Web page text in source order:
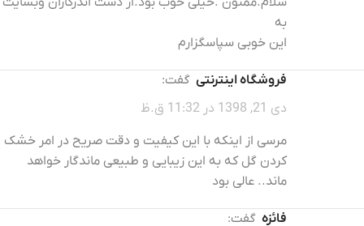
به
این خوبی سپاسگزارم
فروشگاه اینترنتی گفت:
دی 21, 1398 در 11:32 ق.ظ
مرسی از اینکه با این کیفیت و دقت صریح در امر خشک
کردن گل که به این زیبایی و طبیعی ماندگار خواهد
ماند.. عالی بود
فائزه گفت: